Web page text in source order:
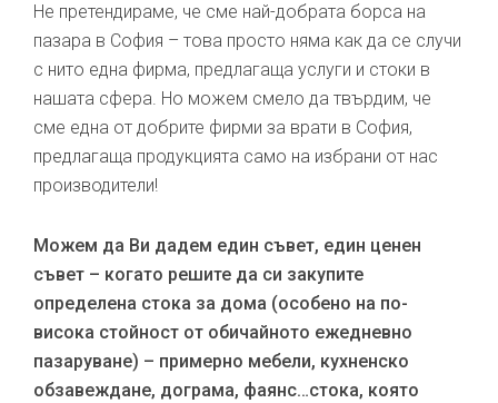
Не претендираме, че сме най-добрата борса на
пазара в София – това просто няма как да се случи
с нито една фирма, предлагаща услуги и стоки в
нашата сфера. Но можем смело да твърдим, че
сме една от добрите фирми за врати в София,
предлагаща продукцията само на избрани от нас
производители!
Можем да Ви дадем един съвет, един ценен
съвет – когато решите да си закупите
определена стока за дома (особено на по-
висока стойност от обичайното ежедневно
пазаруване) – примерно мебели, кухненско
обзавеждане, дограма, фаянс…стока, която